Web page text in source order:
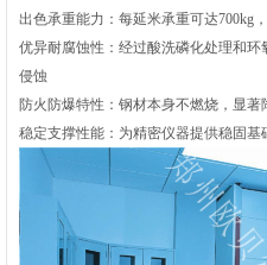
出色承重能力‌：每延米承重可达700kg
优异耐腐蚀性‌：经过酸洗磷化处理和
侵蚀‌
防火防爆特性‌：钢材本身不燃烧，显著
稳定支撑性能‌：为精密仪器提供稳固